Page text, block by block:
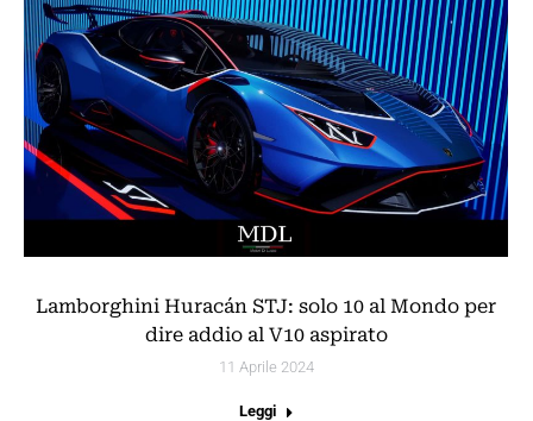
Lamborghini Huracán STJ: solo 10 al Mondo per
dire addio al V10 aspirato
11 Aprile 2024
Leggi